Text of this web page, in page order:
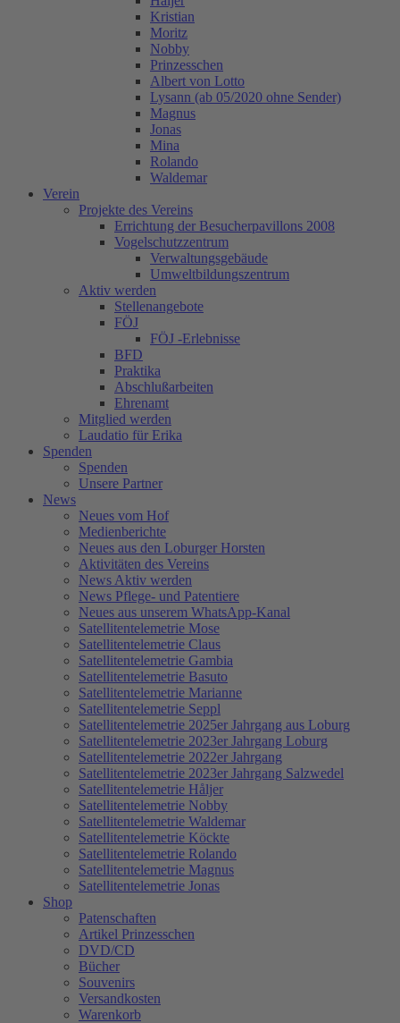
Kristian
Moritz
Nobby
Prinzesschen
Albert von Lotto
Lysann (ab 05/2020 ohne Sender)
Magnus
Jonas
Mina
Rolando
Waldemar
Verein
Projekte des Vereins
Errichtung der Besucherpavillons 2008
Vogelschutzzentrum
Verwaltungsgebäude
Umweltbildungszentrum
Aktiv werden
Stellenangebote
FÖJ
FÖJ -Erlebnisse
BFD
Praktika
Abschlußarbeiten
Ehrenamt
Mitglied werden
Laudatio für Erika
Spenden
Spenden
Unsere Partner
News
Neues vom Hof
Medienberichte
Neues aus den Loburger Horsten
Aktivitäten des Vereins
News Aktiv werden
News Pflege- und Patentiere
Neues aus unserem WhatsApp-Kanal
Satellitentelemetrie Mose
Satellitentelemetrie Claus
Satellitentelemetrie Gambia
Satellitentelemetrie Basuto
Satellitentelemetrie Marianne
Satellitentelemetrie Seppl
Satellitentelemetrie 2025er Jahrgang aus Loburg
Satellitentelemetrie 2023er Jahrgang Loburg
Satellitentelemetrie 2022er Jahrgang
Satellitentelemetrie 2023er Jahrgang Salzwedel
Satellitentelemetrie Håljer
Satellitentelemetrie Nobby
Satellitentelemetrie Waldemar
Satellitentelemetrie Köckte
Satellitentelemetrie Rolando
Satellitentelemetrie Magnus
Satellitentelemetrie Jonas
Shop
Patenschaften
Artikel Prinzesschen
DVD/CD
Bücher
Souvenirs
Versandkosten
Warenkorb